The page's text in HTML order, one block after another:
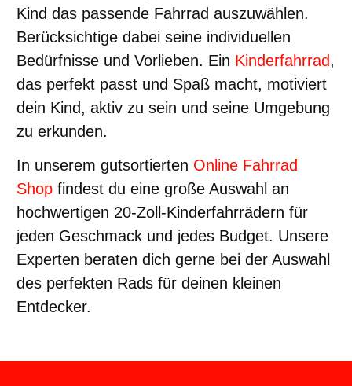
Kind das passende Fahrrad auszuwählen.
Berücksichtige dabei seine individuellen
Bedürfnisse und Vorlieben. Ein Kinderfahrrad,
das perfekt passt und Spaß macht, motiviert
dein Kind, aktiv zu sein und seine Umgebung
zu erkunden.
In unserem gutsortierten Online Fahrrad
Shop findest du eine große Auswahl an
hochwertigen 20-Zoll-Kinderfahrrädern für
jeden Geschmack und jedes Budget. Unsere
Experten beraten dich gerne bei der Auswahl
des perfekten Rads für deinen kleinen
Entdecker.